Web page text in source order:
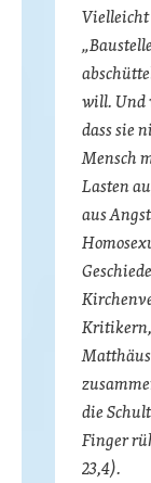
Vielleicht
will. Und
dass sie
Mensch
Lasten
aus
die
Finger
23,4).